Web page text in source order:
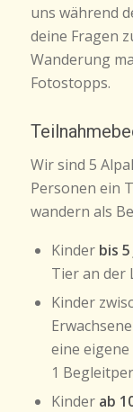
uns während
deine Fragen
Wanderung
Fotostopps.
Wir sind 5
Personen ein
wandern als
Kinder bis
Tier an der
Kinder
eine
1
Kinder ab